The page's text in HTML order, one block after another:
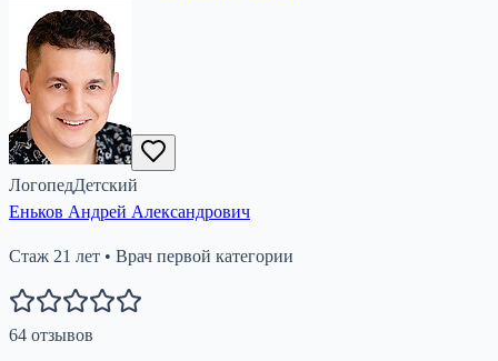
ЛогопедДетский
Еньков Андрей Александрович
Стаж 21 лет • Врач первой категории
64 отзывов